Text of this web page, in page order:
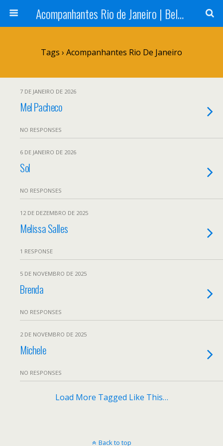
Acompanhantes Rio de Janeiro | Belas e Cia
Tags › Acompanhantes Rio De Janeiro
7 DE JANEIRO DE 2026
Mel Pacheco
NO RESPONSES
6 DE JANEIRO DE 2026
Sol
NO RESPONSES
12 DE DEZEMBRO DE 2025
Melissa Salles
1 RESPONSE
5 DE NOVEMBRO DE 2025
Brenda
NO RESPONSES
2 DE NOVEMBRO DE 2025
Michele
NO RESPONSES
Load More Tagged Like This…
Back to top